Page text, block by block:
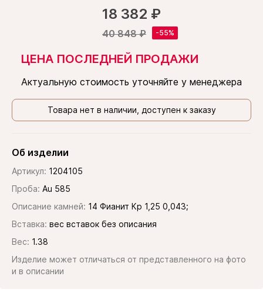
18 382 ₽
40 848 ₽
ЦЕНА ПОСЛЕДНЕЙ ПРОДАЖИ
Актуальную стоимость уточняйте у менеджера
Товара нет в наличии, доступен к заказу
Об изделии
Артикул: 1204105
Проба: Au 585
Описание камней: 14 Фианит Кр 1,25 0,043;
Вставка: вес вставок без описания
Вес: 1.38
Изделие может отличаться от представленного на фото
и в описании